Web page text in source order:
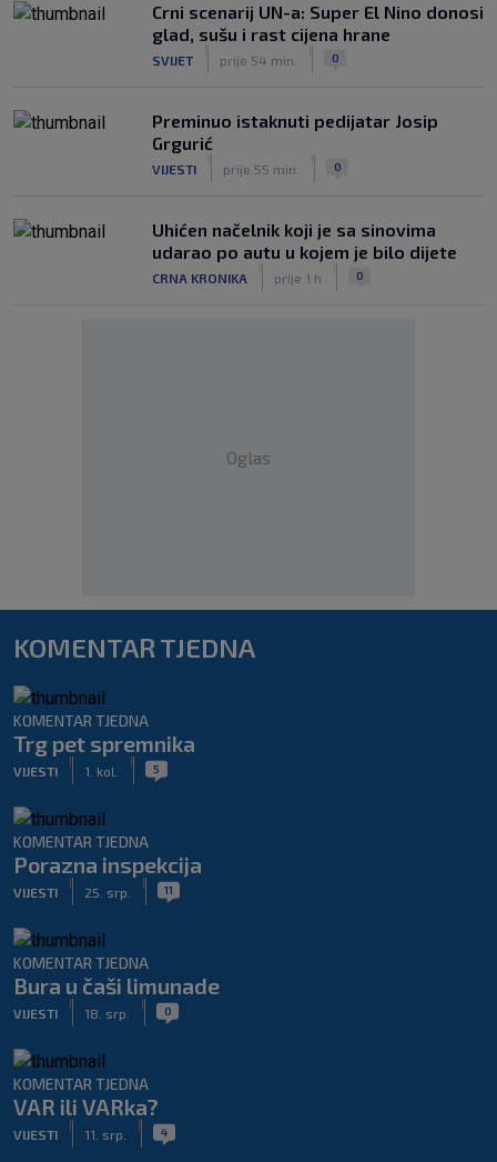
Crni scenarij UN-a: Super El Nino donosi
glad, sušu i rast cijena hrane
SVIJET prije 54 min. 0
Preminuo istaknuti pedijatar Josip
Grgurić
VIJESTI prije 55 min. 0
Uhićen načelnik koji je sa sinovima
udarao po autu u kojem je bilo dijete
CRNA KRONIKA prije 1 h 0
Oglas
KOMENTAR TJEDNA
KOMENTAR TJEDNA
Trg pet spremnika
VIJESTI 1. kol. 5
KOMENTAR TJEDNA
Porazna inspekcija
VIJESTI 25. srp. 11
KOMENTAR TJEDNA
Bura u čaši limunade
VIJESTI 18. srp. 0
KOMENTAR TJEDNA
VAR ili VARka?
VIJESTI 11. srp. 4